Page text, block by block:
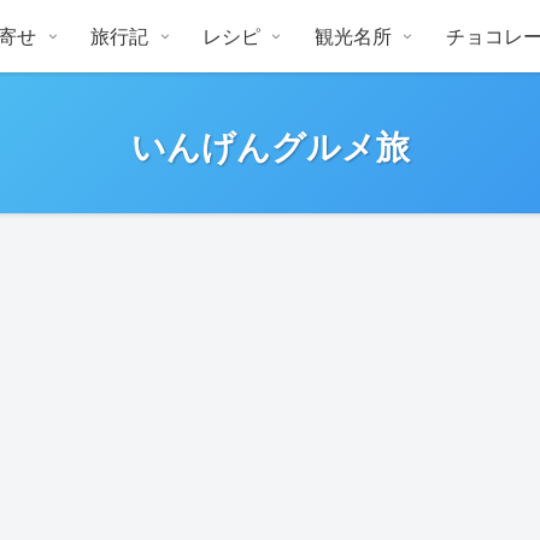
いんげんグルメ旅
せ 旅行記 レシピ 観光名所 チョコレ